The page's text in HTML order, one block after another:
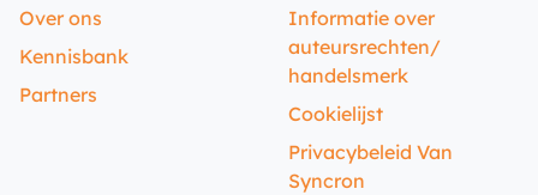
Over ons
Kennisbank
Partners
Informatie over
auteursrechten/
handelsmerk
Cookielijst
Privacybeleid Van
Syncron